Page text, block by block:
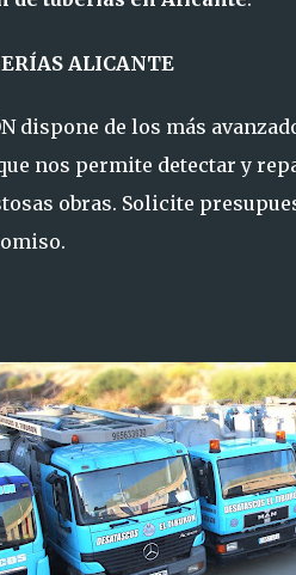
ALICANTE
dispone de los más
nos permite detectar y
obras. Solicite